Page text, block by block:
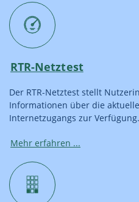
RTR-Netztest
Der RTR-Netztest stellt
Informationen über die
Internetzugangs zur Verfügung.
Mehr erfahren ...